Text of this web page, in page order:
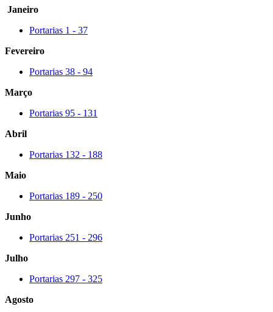
Janeiro
Portarias 1 - 37
Fevereiro
Portarias 38 - 94
Março
Portarias 95 - 131
Abril
Portarias 132 - 188
Maio
Portarias 189 - 250
Junho
Portarias 251 - 296
Julho
Portarias 297 - 325
Agosto